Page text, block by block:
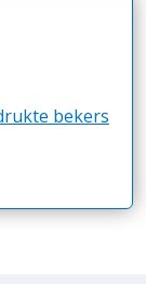
bekers